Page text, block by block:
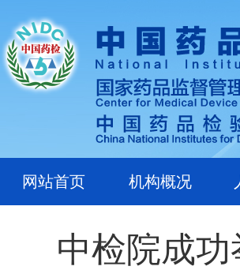
网站首页 机构概况
中检院成